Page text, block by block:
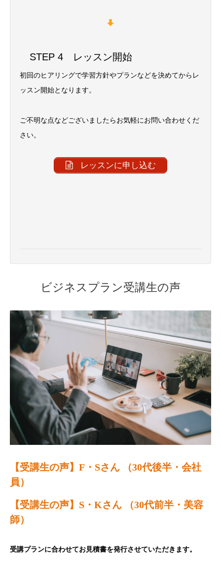
STEP 4 レッスン開始
初回のヒアリングで学習方針やプランなどを決めてからレ
ッスン開始となります。
ご不明な点などございましたらお気軽にお問い合わせくだ
さい。
レッスンに申し込む
ビジネスプラン受講生の声
【受講生の声】F・Sさん （30代後半・会社
員）
【受講生の声】S・Kさん （30代前半・美容
師）
受講プランに合わせてお見積書を発行させていただきます。